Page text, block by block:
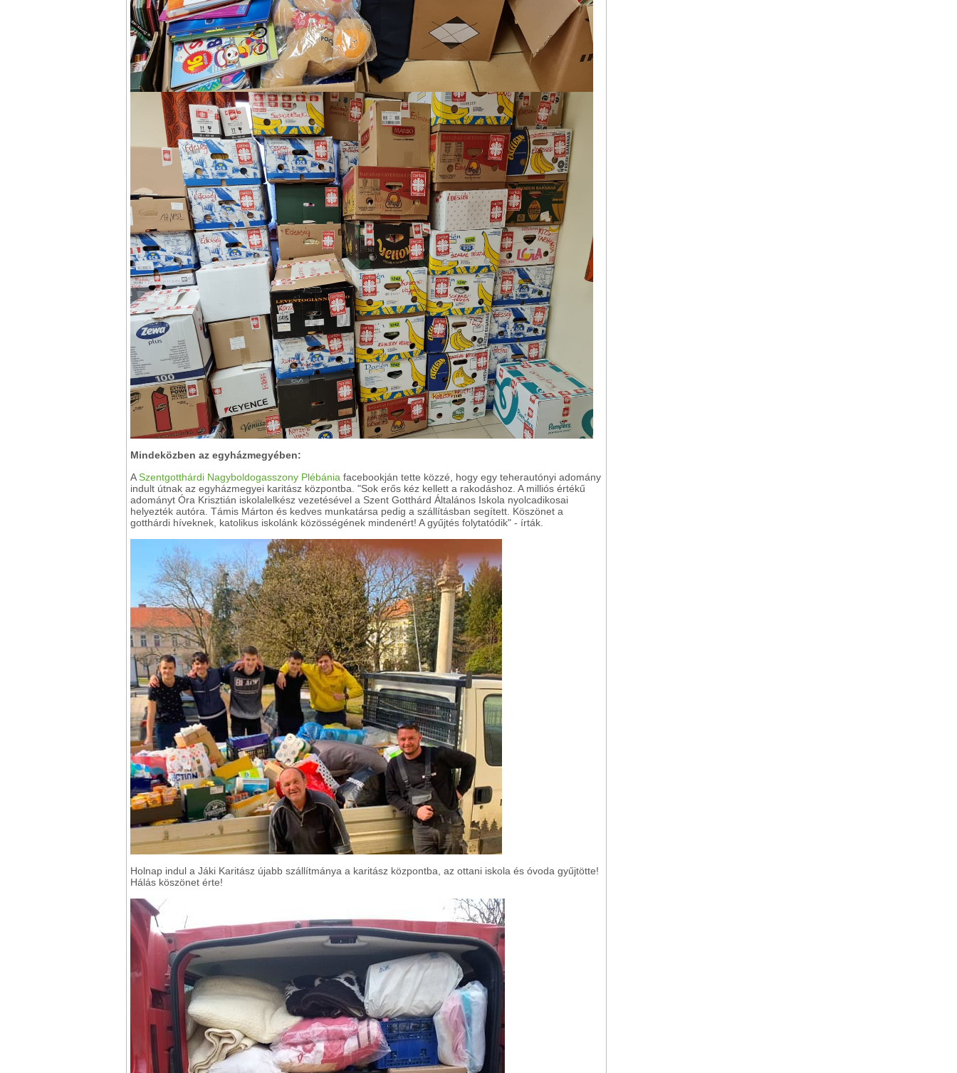
Mindeközben az egyházmegyében:
ASzentgotthárdi Nagyboldogasszony Plébánia facebookján tette közzé, hogy egy teherautónyi adomány
indult útnak az egyházmegyei karitász központba. "Sok erős kéz kellett a rakodáshoz. A milliós értékű
adományt Óra Krisztián iskolalelkész vezetésével a Szent Gotthárd Általános Iskola nyolcadikosai
helyezték autóra. Támis Márton és kedves munkatársa pedig a szállításban segített. Köszönet a
gotthárdi híveknek, katolikus iskolánk közösségének mindenért! A gyűjtés folytatódik" - írták.
Holnap indul a Jáki Karitász újabb szállítmánya a karitász központba, az ottani iskola és óvoda gyűjtötte!
Hálás köszönet érte!